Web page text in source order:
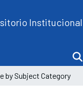
Institucional
by Subject Category